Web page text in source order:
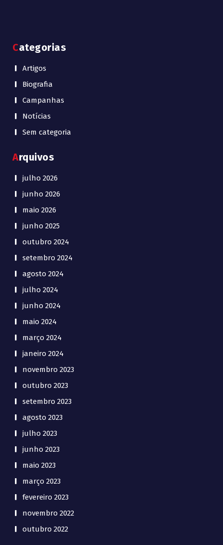
Categorias
Artigos
Biografia
Campanhas
Notícias
Sem categoria
Arquivos
julho 2026
junho 2026
maio 2026
junho 2025
outubro 2024
setembro 2024
agosto 2024
julho 2024
junho 2024
maio 2024
março 2024
janeiro 2024
novembro 2023
outubro 2023
setembro 2023
agosto 2023
julho 2023
junho 2023
maio 2023
março 2023
fevereiro 2023
novembro 2022
outubro 2022